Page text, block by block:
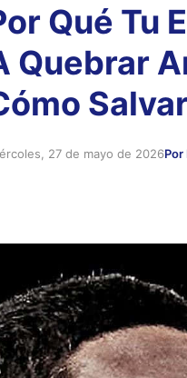
Qué Tu
Quebrar
27 de mayo de 2026